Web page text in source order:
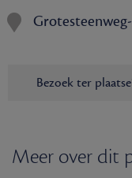
Bezoek ter
Meer over dit